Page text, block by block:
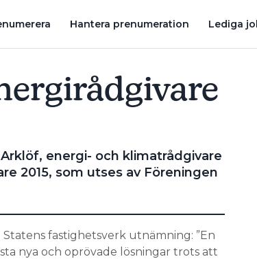
Hantera prenumeration Lediga
energi- och klimatrådgivare
2015, som utses av Föreningen
fastighetsverk utnämning: ”En
nya och oprövade lösningar trots att
MAN MÅSTE HA FTX” KLART MED NOMINERADE